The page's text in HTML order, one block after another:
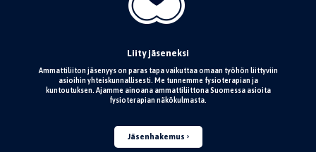
Liity jäseneksi
Ammattiliiton jäsenyys on paras tapa vaikuttaa omaan työhön liittyviin
asioihin yhteiskunnallisesti. Me tunnemme fysioterapian ja
kuntoutuksen. Ajamme ainoana ammattiliittona Suomessa asioita
fysioterapian näkökulmasta.
Jäsenhakemus